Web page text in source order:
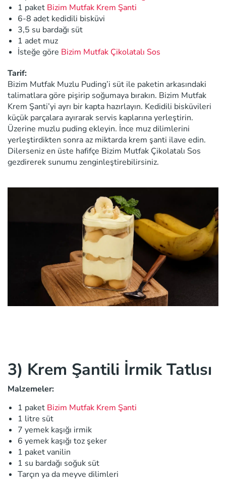
1 paket Bizim Mutfak Krem Şanti
6-8 adet kedidili bisküvi
3,5 su bardağı süt
1 adet muz
İsteğe göre Bizim Mutfak Çikolatalı Sos
Tarif:
Bizim Mutfak Muzlu Puding’i süt ile paketin arkasındaki
talimatlara göre pişirip soğumaya bırakın. Bizim Mutfak
Krem Şanti’yi ayrı bir kapta hazırlayın. Kedidili bisküvileri
küçük parçalara ayırarak servis kaplarına yerleştirin.
Üzerine muzlu puding ekleyin. İnce muz dilimlerini
yerleştirdikten sonra az miktarda krem şanti ilave edin.
Dilerseniz en üste hafifçe Bizim Mutfak Çikolatalı Sos
gezdirerek sunumu zenginleştirebilirsiniz.
3) Krem Şantili İrmik Tatlısı
Malzemeler:
1 paket Bizim Mutfak Krem Şanti
1 litre süt
7 yemek kaşığı irmik
6 yemek kaşığı toz şeker
1 paket vanilin
1 su bardağı soğuk süt
Tarçın ya da meyve dilimleri